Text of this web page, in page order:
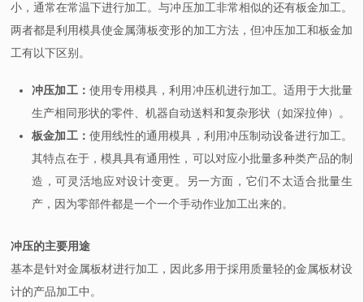
小，通常在常温下进行加工。与冲压加工非常相似的还有板金加工。
两者都是利用模具使金属薄板变形的加工方法，但冲压加工和板金加
工有以下区别。
冲压加工： 使用专用模具，利用冲压机进行加工。适用于大批量
生产相同形状的零件、机器自动送料和复杂形状（如深拉伸）。
板金加工： 使用线性的通用模具，利用冲压制动设备进行加工。
其特点在于，模具具有通用性，可以对应小批量多种类产品的制
造，可灵活地应对设计变更。另一方面，它们不太适合批量生
产，因为零部件都是一个一个手动作业加工出来的。
冲压的主要用途
基本是针对金属板材进行加工，因此多用于採用质量轻的金属板材设
计的产品加工中。